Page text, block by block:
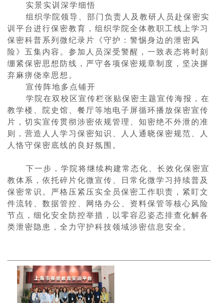
实景实训深学细悟
组织学院领导、部门负责人及教研人员赴保密实
训平台进行保密教育，组织学院全体教职工线上学习
保密科普系列微纪录片《守护：警惕身边的泄密风
险》五集内容。参加人员深受警醒，一致表态将时刻
绷紧保密思想防线，严守各项保密规章制度，坚决摒
弃麻痹侥幸思想。
宣传阵地多点铺开
学院在双校区宣传栏张贴保密主题宣传海报，在
教学楼、院史馆、餐厅等地电子屏循环播放保密宣传
片，切实宣传贯彻涉密依规管理、知密绝不外泄的准
则，营造人人学习保密知识、人人通晓保密规范、人
人恪守保密底线的良好氛围。
下一步，学院将继续构建常态化、长效化保密宣
教体系，依托碎片化微宣传、日常化微学习持续普及
保密常识。严格压紧压实全员保密工作职责，紧盯文
件流转、数据管控、网络办公、资料保管等核心风险
节点，细化安全防控举措，以零容忍姿态排查化解各
类泄密隐患，全力守护科技领域涉密信息安全。